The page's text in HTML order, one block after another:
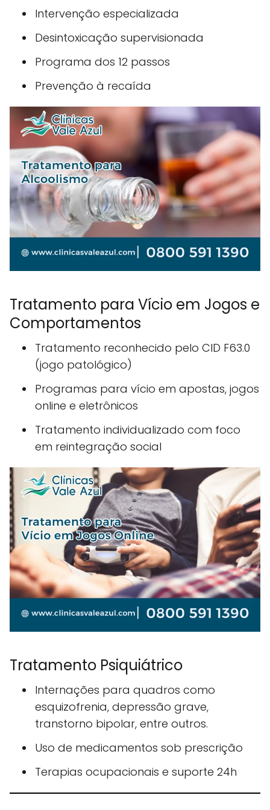
Intervenção especializada
Desintoxicação supervisionada
Programa dos 12 passos
Prevenção à recaída
Tratamento para Vício em Jogos e
Comportamentos
Tratamento reconhecido pelo CID F63.0
(jogo patológico)
Programas para vício em apostas, jogos
online e eletrônicos
Tratamento individualizado com foco
em reintegração social
Tratamento Psiquiátrico
Internações para quadros como
esquizofrenia, depressão grave,
transtorno bipolar, entre outros.
Uso de medicamentos sob prescrição
Terapias ocupacionais e suporte 24h